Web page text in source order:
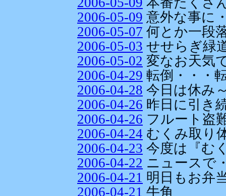
2006-05-09 意外な事に
2006-05-07 何とか一段
2006-05-03 せせらぎ緑
2006-05-02 変なお天気
2006-04-29 転倒・・・
2006-04-28 今日は休み
2006-04-26 昨日に引き
2006-04-26 フルート盗
2006-04-24 むくみ取り
2006-04-23 今度は『む
2006-04-22 ニュースで
2006-04-21 明日もお弁
2006-04-21 牛角